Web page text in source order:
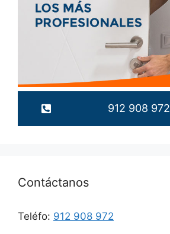
912 908 972
Contáctanos
Teléfo: 912 908 972